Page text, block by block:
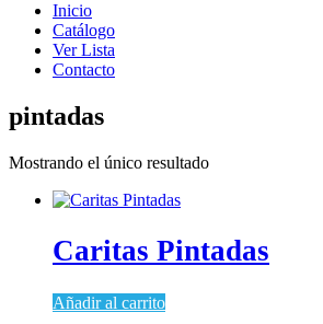
Inicio
Catálogo
Ver Lista
Contacto
pintadas
Mostrando el único resultado
Caritas Pintadas
Añadir al carrito